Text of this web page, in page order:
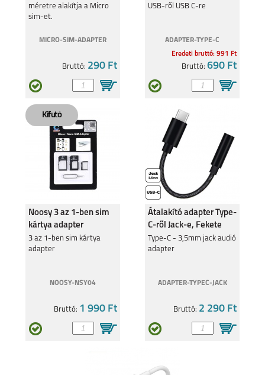
méretre alakítja a Micro
sim-et.
MICRO-SIM-ADAPTER
Bruttó: 290 Ft
USB-ről USB C-re
ADAPTER-TYPE-C
Eredeti bruttó: 991 Ft
Bruttó:690 Ft
Noosy 3 az 1-ben sim
kártya adapter
3 az 1-ben sim kártya
adapter
NOOSY-NSY04
Bruttó: 1 990 Ft
Átalakító adapter Type-
C-ről Jack-e, Fekete
Type-C - 3,5mm jack audió
adapter
ADAPTER-TYPEC-JACK
Bruttó: 2 290 Ft